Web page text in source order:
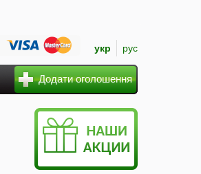
укр рус
Додати оголошення